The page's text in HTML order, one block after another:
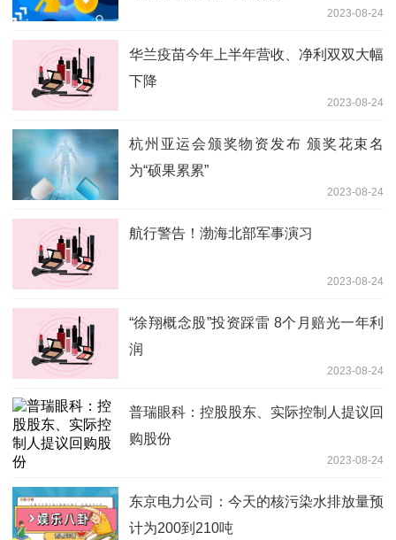
2023-08-24
华兰疫苗今年上半年营收、净利双双大幅
下降
2023-08-24
杭州亚运会颁奖物资发布 颁奖花束名
为“硕果累累”
2023-08-24
航行警告！渤海北部军事演习
2023-08-24
“徐翔概念股”投资踩雷 8个月赔光一年利
润
2023-08-24
普瑞眼科：控股股东、实际控制人提议回
购股份
2023-08-24
东京电力公司：今天的核污染水排放量预
计为200到210吨